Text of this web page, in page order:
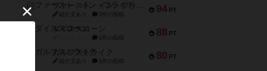
94 PT
ファースト・イン・フライト
紹介文あり 3件の投稿
88 PT
ダイススローン
1件の投稿
80 PT
ガルフストライク
紹介文あり 1件の投稿